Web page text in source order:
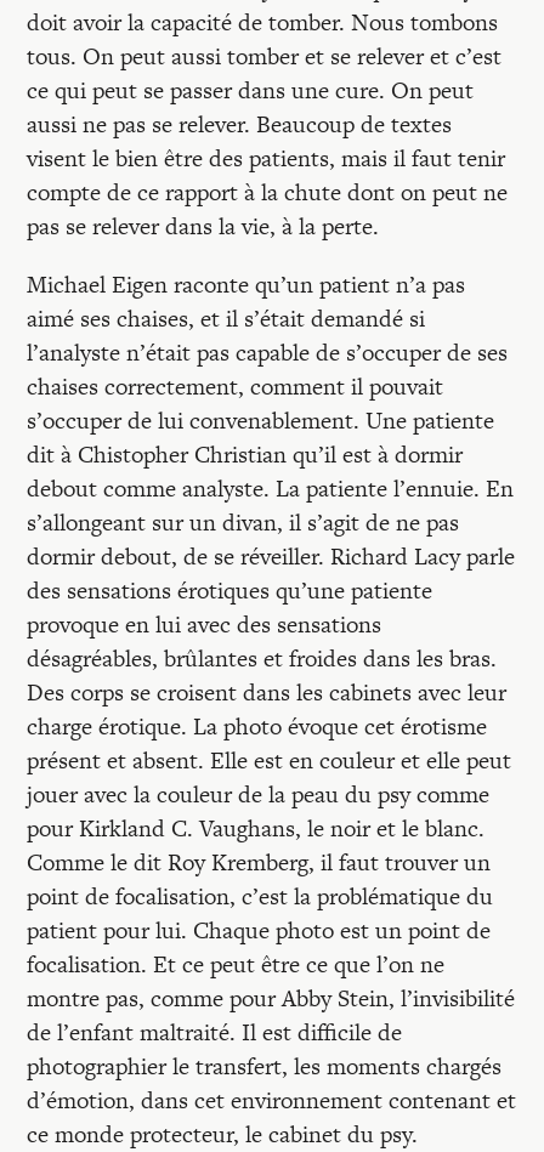
doit avoir la capacité de tomber. Nous tombons
tous. On peut aussi tomber et se relever et c’est
ce qui peut se passer dans une cure. On peut
aussi ne pas se relever. Beaucoup de textes
visent le bien être des patients, mais il faut tenir
compte de ce rapport à la chute dont on peut ne
pas se relever dans la vie, à la perte.
Michael Eigen raconte qu’un patient n’a pas
aimé ses chaises, et il s’était demandé si
l’analyste n’était pas capable de s’occuper de ses
chaises correctement, comment il pouvait
s’occuper de lui convenablement. Une patiente
dit à Chistopher Christian qu’il est à dormir
debout comme analyste. La patiente l’ennuie. En
s’allongeant sur un divan, il s’agit de ne pas
dormir debout, de se réveiller. Richard Lacy parle
des sensations érotiques qu’une patiente
provoque en lui avec des sensations
désagréables, brûlantes et froides dans les bras.
Des corps se croisent dans les cabinets avec leur
charge érotique. La photo évoque cet érotisme
présent et absent. Elle est en couleur et elle peut
jouer avec la couleur de la peau du psy comme
pour Kirkland C. Vaughans, le noir et le blanc.
Comme le dit Roy Kremberg, il faut trouver un
point de focalisation, c’est la problématique du
patient pour lui. Chaque photo est un point de
focalisation. Et ce peut être ce que l’on ne
montre pas, comme pour Abby Stein, l’invisibilité
de l’enfant maltraité. Il est difficile de
photographier le transfert, les moments chargés
d’émotion, dans cet environnement contenant et
ce monde protecteur, le cabinet du psy.